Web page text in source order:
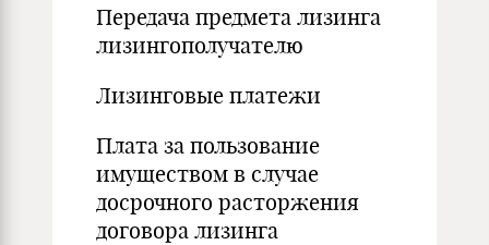
Передача предмета лизинга
лизингополучателю
Лизинговые платежи
Плата за пользование
имуществом в случае
досрочного расторжения
договора лизинга